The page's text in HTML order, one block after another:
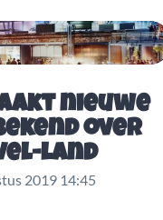
nieuwe
over
land
2019 14:45